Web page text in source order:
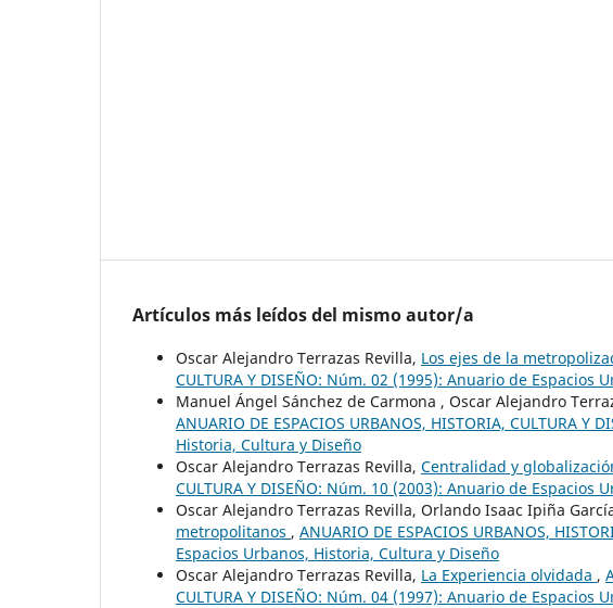
Artículos más leídos del mismo autor/a
Oscar Alejandro Terrazas Revilla, Los ejes de la
CULTURA Y DISEÑO: Núm. 02 (1995): Anuario de Espacios
Manuel Ángel Sánchez de Carmona , Oscar Alejandro
ANUARIO DE ESPACIOS URBANOS, HISTORIA, CULTURA
Historia, Cultura y Diseño
Oscar Alejandro Terrazas Revilla, Centralidad y
CULTURA Y DISEÑO: Núm. 10 (2003): Anuario de Espacios
Oscar Alejandro Terrazas Revilla, Orlando Isaac Ipiña
metropolitanos , ANUARIO DE ESPACIOS URBANOS,
Espacios Urbanos, Historia, Cultura y Diseño
Oscar Alejandro Terrazas Revilla, La Experiencia olvidada ,
CULTURA Y DISEÑO: Núm. 04 (1997): Anuario de Espacios